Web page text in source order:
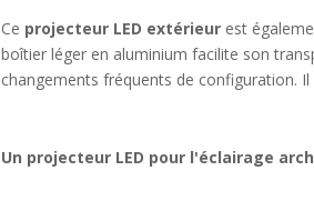
Ce projecteur LED extérieur est
boîtier léger en aluminium facilite son
changements fréquents de configuration.
Un projecteur LED pour l'éclairage